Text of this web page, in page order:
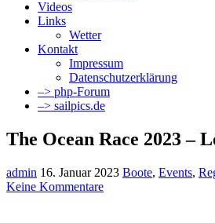
Videos
Links
Wetter
Kontakt
Impressum
Datenschutzerklärung
–> php-Forum
–> sailpics.de
The Ocean Race 2023 –
admin 16. Januar 2023 Boote, Events,
Keine Kommentare